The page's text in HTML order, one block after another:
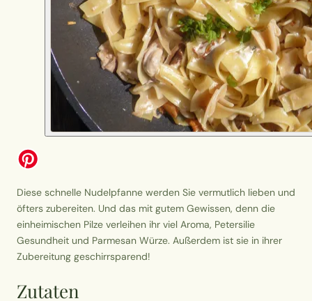
Diese schnelle Nudelpfanne werden Sie vermutlich lieben und
öfters zubereiten. Und das mit gutem Gewissen, denn die
einheimischen Pilze verleihen ihr viel Aroma, Petersilie
Gesundheit und Parmesan Würze. Außerdem ist sie in ihrer
Zubereitung geschirrsparend!
Zutaten